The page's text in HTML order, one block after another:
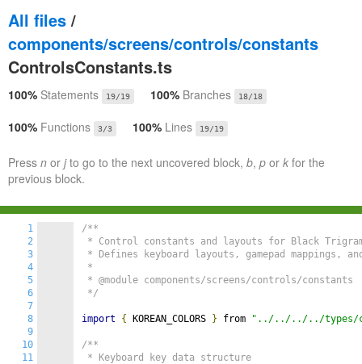
All files /
components/screens/controls/constants
ControlsConstants.ts
100% Statements 19/19 100% Branches 18/18
100% Functions 3/3 100% Lines 19/19
Press n or jto go to the next uncovered block, b, p or k for the
previous block.
1
2
3
4
5
6
7
8
9
10
11
/**
* Control constants and layouts for Black
* Defines keyboard layouts, gamepad mappings,
*
* @module components/screens/controls/constants
*/
import { KOREAN_COLORS } from "../../../../types/
/**
* Keyboard key data structure